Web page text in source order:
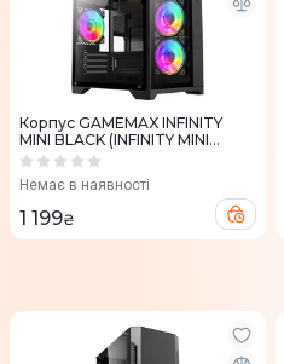
Корпус GAMEMAX INFINITY
MINI BLACK (INFINITY MINI
BLACK)
Немає в наявності
1 199₴